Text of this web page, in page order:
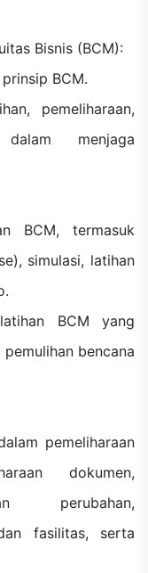
Bisnis (BCM):
BCM.
pemeliharaan,
menjaga
BCM, termasuk
simulasi, latihan
BCM yang
bencana
pemeliharaan
dokumen,
perubahan,
fasilitas, serta